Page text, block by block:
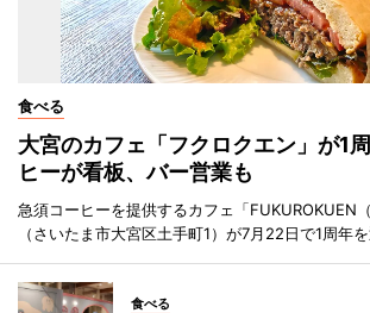
食べる
大宮のカフェ「フクロクエン」が1
ヒーが看板、バー営業も
急須コーヒーを提供するカフェ「FUKUROKUEN
（さいたま市大宮区土手町1）が7月22日で1周年を
食べる